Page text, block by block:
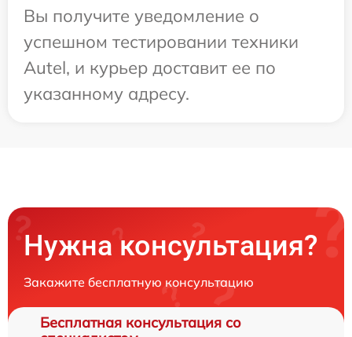
Вы получите уведомление о
успешном тестировании техники
Autel, и курьер доставит ее по
указанному адресу.
Нужна консультация?
Закажите бесплатную консультацию
Бесплатная консультация со